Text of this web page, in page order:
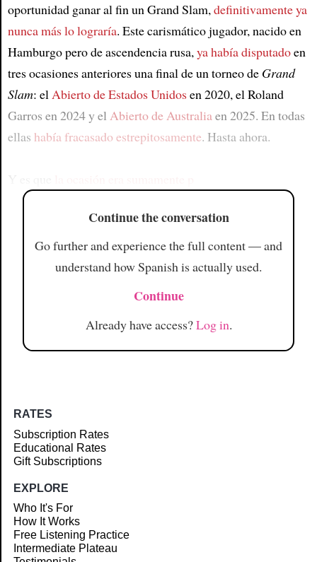
oportunidad ganar al fin un Grand Slam,definitivamente ya
nunca más lo lograría. Este carismático jugador, nacido en
Hamburgo pero de ascendencia rusa,ya había disputadoen
tres ocasiones anteriores una final de un torneo de Grand
Slam: elAbierto de Estados Unidosen 2020, el Roland
Garros en 2024 y el Abierto de Australiaen 2025. En todas
ellas había fracasado estrepitosamente. Hasta ahora.
Continue the conversation
Go further and experience the full content — and
understand how Spanish is actually used.
Continue
Already have access?Log in.
RATES
Subscription Rates
Educational Rates
Gift Subscriptions
EXPLORE
Who It's For
How It Works
Free Listening Practice
Intermediate Plateau